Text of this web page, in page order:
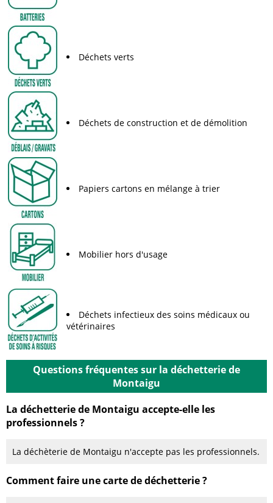
Déchets verts
Déchets de construction et de démolition
Papiers cartons en mélange à trier
Mobilier hors d'usage
Déchets infectieux des soins médicaux ou
vétérinaires
Questions fréquentes sur la déchetterie de
Montaigu
La déchetterie de Montaigu accepte-elle les
professionnels ?
La déchèterie de Montaigu n'accepte pas les professionnels.
Comment faire une carte de déchetterie ?